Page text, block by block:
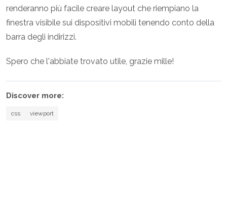
renderanno più facile creare layout che riempiano la
finestra visibile sui dispositivi mobili tenendo conto della
barra degli indirizzi.
Spero che l'abbiate trovato utile, grazie mille!
Discover more:
css viewport